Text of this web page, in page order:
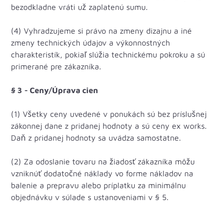
bezodkladne vráti už zaplatenú sumu.
(4) Vyhradzujeme si právo na zmeny dizajnu a iné
zmeny technických údajov a výkonnostných
charakteristík, pokiaľ slúžia technickému pokroku a sú
primerané pre zákazníka.
§ 3 - Ceny/Úprava cien
(1) Všetky ceny uvedené v ponukách sú bez príslušnej
zákonnej dane z pridanej hodnoty a sú ceny ex works.
Daň z pridanej hodnoty sa uvádza samostatne.
(2) Za odoslanie tovaru na žiadosť zákazníka môžu
vzniknúť dodatočné náklady vo forme nákladov na
balenie a prepravu alebo príplatku za minimálnu
objednávku v súlade s ustanoveniami v § 5.